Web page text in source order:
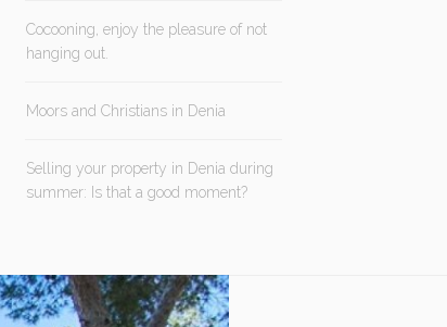
Cocooning, enjoy the pleasure of not
hanging out.
Moors and Christians in Denia
Selling your property in Denia during
summer: Is that a good moment?